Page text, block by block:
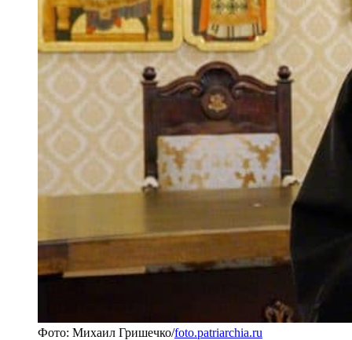
Фото: Михаил Гришечко/foto.patriarchia.ru